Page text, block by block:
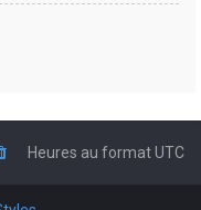
Heures au formatUTC